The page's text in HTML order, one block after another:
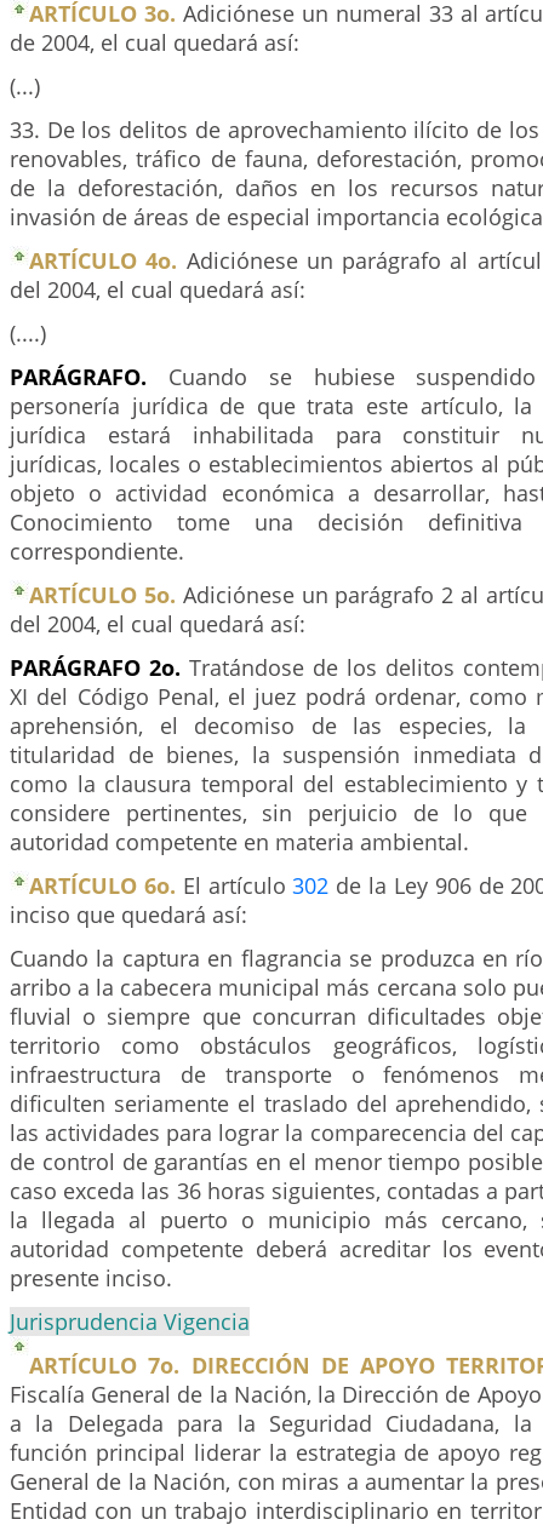
ARTÍCULO 3o. Adiciónese un numeral 33 al
de 2004, el cual quedará así:
(...)
33. De los delitos de aprovechamiento ilícito de
renovables, tráfico de fauna, deforestación,
de la deforestación, daños en los recursos
invasión de áreas de especial importancia
ARTÍCULO 4o. Adiciónese un parágrafo al
del 2004, el cual quedará así:
(....)
PARÁGRAFO. Cuando se hubiese
personería jurídica de que trata este artículo,
jurídica estará inhabilitada para constituir
jurídicas, locales o establecimientos abiertos al
objeto o actividad económica a desarrollar,
Conocimiento tome una decisión
correspondiente.
ARTÍCULO 5o. Adiciónese un parágrafo 2 al
del 2004, el cual quedará así:
PARÁGRAFO 2o. Tratándose de los delitos
XI del Código Penal, el juez podrá ordenar, como
aprehensión, el decomiso de las especies, la
titularidad de bienes, la suspensión inmediata
como la clausura temporal del establecimiento y
considere pertinentes, sin perjuicio de lo que
autoridad competente en materia ambiental.
ARTÍCULO 6o. El artículo302 de la Ley 906 de
inciso que quedará así:
Cuando la captura en flagrancia se produzca en
arribo a la cabecera municipal más cercana solo
fluvial o siempre que concurran dificultades
territorio como obstáculos geográficos,
infraestructura de transporte o fenómenos
dificulten seriamente el traslado del aprehendido,
las actividades para lograr la comparecencia del
de control de garantías en el menor tiempo
caso exceda las 36 horas siguientes, contadas a
la llegada al puerto o municipio más cercano,
autoridad competente deberá acreditar los
presente inciso.
Jurisprudencia Vigencia
ARTÍCULO 7o. DIRECCIÓN DE APOYO
Fiscalía General de la Nación, la Dirección de
a la Delegada para la Seguridad Ciudadana,
función principal liderar la estrategia de apoyo
General de la Nación, con miras a aumentar la
Entidad con un trabajo interdisciplinario en